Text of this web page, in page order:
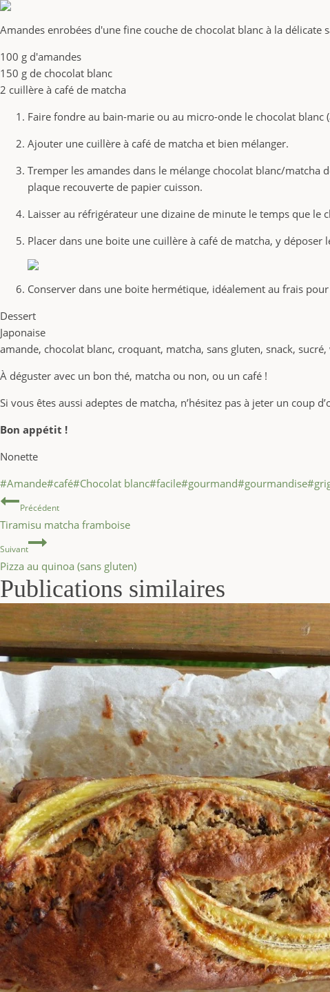
Amandes enrobées d'une fine couche de chocolat blanc à la délicate
100 g d'amandes
150 g de chocolat blanc
2 cuillère à café de matcha
Faire fondre au bain-marie ou au micro-onde le chocolat blanc
Ajouter une cuillère à café de matcha et bien mélanger.
Tremper les amandes dans le mélange chocolat blanc/matcha
plaque recouverte de papier cuisson.
Laisser au réfrigérateur une dizaine de minute le temps que le
Placer dans une boite une cuillère à café de matcha, y
Conserver dans une boite hermétique, idéalement au frais
Dessert
Japonaise
amande, chocolat blanc, croquant, matcha, sans gluten, snack, sucré,
À déguster avec un bon thé, matcha ou non, ou un café !
Si vous êtes aussi adeptes de matcha, n’hésitez pas à jeter un coup
Bon appétit !
Nonette
Étiquettes de la publication :
#Amande#café#Chocolat blanc#facile#gourmand#gourmandise#
Navigation de l’article
Précédent
Tiramisu matcha framboise
Suivant
Pizza au quinoa (sans gluten)
Publications similaires